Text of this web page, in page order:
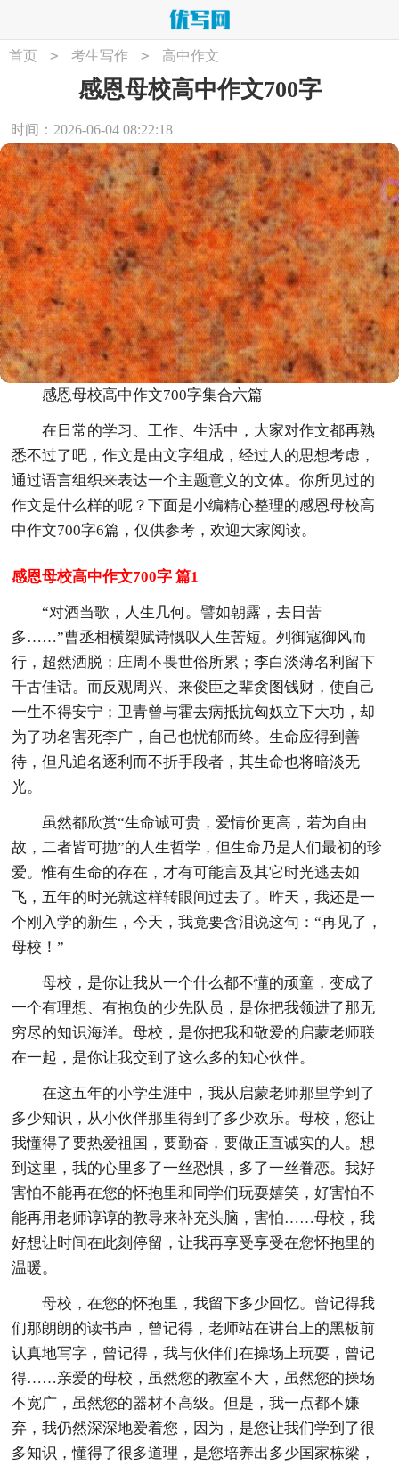
首页 > 考生写作 > 高中作文
感恩母校高中作文700字
时间：2026-06-04 08:22:18
感恩母校高中作文700字集合六篇
在日常的学习、工作、生活中，大家对作文都再熟
悉不过了吧，作文是由文字组成，经过人的思想考虑，
通过语言组织来表达一个主题意义的文体。你所见过的
作文是什么样的呢？下面是小编精心整理的感恩母校高
中作文700字6篇，仅供参考，欢迎大家阅读。
感恩母校高中作文700字 篇1
“对酒当歌，人生几何。譬如朝露，去日苦
多……”曹丞相横槊赋诗慨叹人生苦短。列御寇御风而
行，超然洒脱；庄周不畏世俗所累；李白淡薄名利留下
千古佳话。而反观周兴、来俊臣之辈贪图钱财，使自己
一生不得安宁；卫青曾与霍去病抵抗匈奴立下大功，却
为了功名害死李广，自己也忧郁而终。生命应得到善
待，但凡追名逐利而不折手段者，其生命也将暗淡无
光。
虽然都欣赏“生命诚可贵，爱情价更高，若为自由
故，二者皆可抛”的人生哲学，但生命乃是人们最初的珍
爱。惟有生命的存在，才有可能言及其它时光逃去如
飞，五年的时光就这样转眼间过去了。昨天，我还是一
个刚入学的新生，今天，我竟要含泪说这句：“再见了，
母校！”
母校，是你让我从一个什么都不懂的顽童，变成了
一个有理想、有抱负的少先队员，是你把我领进了那无
穷尽的知识海洋。母校，是你把我和敬爱的启蒙老师联
在一起，是你让我交到了这么多的知心伙伴。
在这五年的小学生涯中，我从启蒙老师那里学到了
多少知识，从小伙伴那里得到了多少欢乐。母校，您让
我懂得了要热爱祖国，要勤奋，要做正直诚实的人。想
到这里，我的心里多了一丝恐惧，多了一丝眷恋。我好
害怕不能再在您的怀抱里和同学们玩耍嬉笑，好害怕不
能再用老师谆谆的教导来补充头脑，害怕……母校，我
好想让时间在此刻停留，让我再享受享受在您怀抱里的
温暖。
母校，在您的怀抱里，我留下多少回忆。曾记得我
们那朗朗的读书声，曾记得，老师站在讲台上的黑板前
认真地写字，曾记得，我与伙伴们在操场上玩耍，曾记
得……亲爱的母校，虽然您的教室不大，虽然您的操场
不宽广，虽然您的器材不高级。但是，我一点都不嫌
弃，我仍然深深地爱着您，因为，是您让我们学到了很
多知识，懂得了很多道理，是您培养出多少国家栋梁，